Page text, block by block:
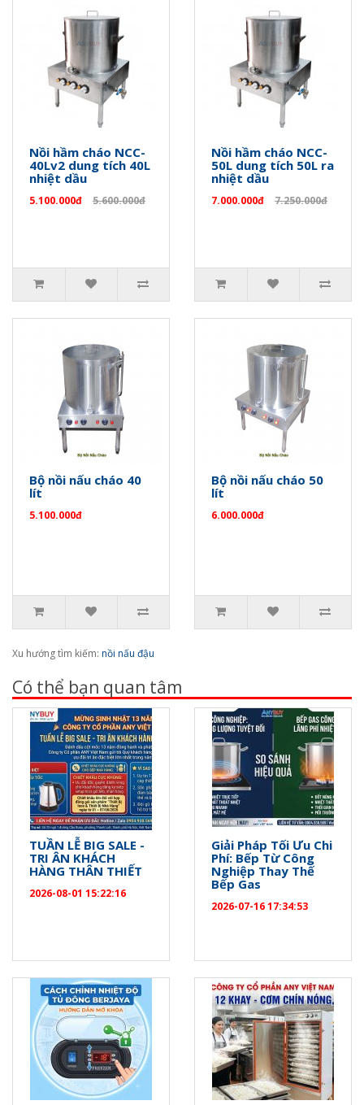
Nồi hầm cháo NCC-
40Lv2 dung tích 40L
nhiệt dầu
5.100.000đ 5.600.000đ
Nồi hầm cháo NCC-
50L dung tích 50L ra
nhiệt dầu
7.000.000đ 7.250.000đ
Bộ nồi nấu cháo 40
lít
5.100.000đ
Bộ nồi nấu cháo 50
lít
6.000.000đ
Xu hướng tìm kiếm: nồi nấu đậu
Có thể bạn quan tâm
TUẦN LỄ BIG SALE -
TRI ÂN KHÁCH
HÀNG THÂN THIẾT
2026-08-01 15:22:16
Giải Pháp Tối Ưu Chi
Phí: Bếp Từ Công
Nghiệp Thay Thế
Bếp Gas
2026-07-16 17:34:53